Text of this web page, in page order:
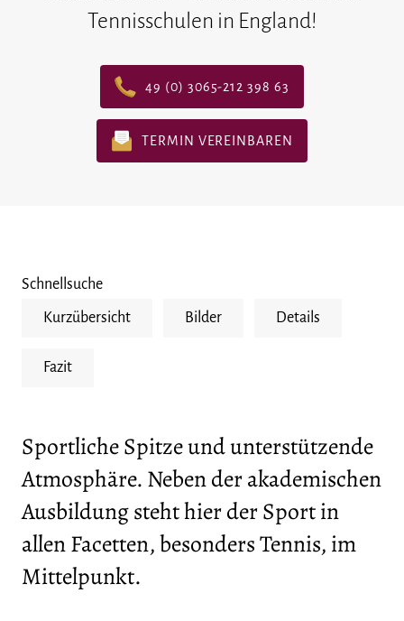
Tennisschulen in England!
49 (0) 3065-212 398 63
TERMIN VEREINBAREN
Schnellsuche
Kurzübersicht Bilder Details
Fazit
Sportliche Spitze und unterstützende
Atmosphäre. Neben der akademischen
Ausbildung steht hier der Sport in
allen Facetten, besonders Tennis, im
Mittelpunkt.